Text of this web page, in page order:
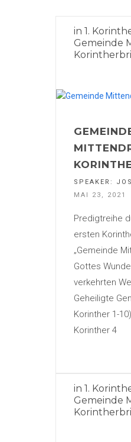
in 1.
Gemeinde
SPEAKER:
MAI 23, 2021
Predigtreihe
ersten
„Gemeinde
Gottes
verkehrten
Geheiligte
Korinther 1-
Korinther 4
in 1.
Gemeinde